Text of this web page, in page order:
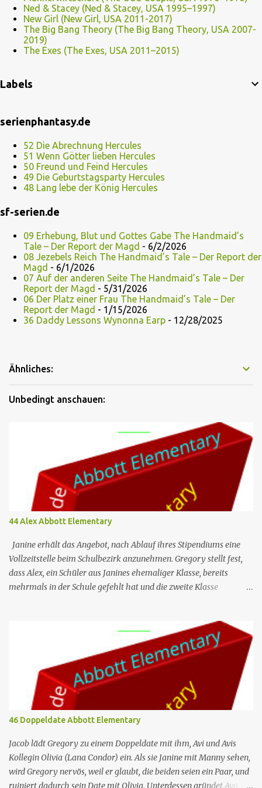
Ned & Stacey (Ned & Stacey, USA 1995–1997)
New Girl (New Girl, USA 2011-2017)
The Big Bang Theory (The Big Bang Theory, USA 2007-
2019)
The Exes (The Exes, USA 2011–2015)
Labels
serienphantasy.de
52 Die Abrechnung Hercules
51 Wenn Götter lieben Hercules
50 Freund und Feind Hercules
49 Die Geburtstagsparty Hercules
48 Lang lebe der König Hercules
sf-serien.de
09 Erhebung, Blut und Gottes Gabe The Handmaid’s
Tale – Der Report der Magd - 6/2/2026
08 Jezebels Reich The Handmaid’s Tale – Der Report der
Magd - 6/1/2026
07 Auf der anderen Seite The Handmaid’s Tale – Der
Report der Magd - 5/31/2026
06 Der Platz einer Frau The Handmaid’s Tale – Der
Report der Magd - 1/15/2026
36 Daddy Lessons Wynonna Earp - 12/28/2025
Ähnliches:
Unbedingt anschauen:
44 Alex Abbott Elementary
Janine erhält das Angebot, nach Ablauf ihres Stipendiums eine
Vollzeitstelle beim Schulbezirk anzunehmen. Gregory stellt fest,
dass Alex, ein Schüler aus Janines ehemaliger Klasse, bereits
mehrmals in der Schule gefehlt hat und die zweite Klasse
Programm nutzen, um auf die E-Mails zu antworten, die er ihnen
regelmäßig schickt. Nr. (ges.) 44 Deutscher Titel Alex Serie Abbott
Elementary Staffel Staffel 3 Nr. (St.) 9 Original­titel Alex Regie
Randall Einhorn Drehbuch Justin Tan Erstaus­strahlung (USA) 10.
Apr. 2024 Deutsch­sprachige Erst­veröffent­lichung (D/A/CH) 14.
Aug. 2024 Abbott Elementary ist eine US-amerikanische Sitcom
im Mockumentary-Stil, die von Quinta Brunson erdacht wurde 🏫
Eine Gruppe von sehr engagierten Lehrern sowie eine etwas
unbeholfene Schulleiterin versuchen trotz aller herrschenden
Widerstände, an einer öffentlichen ...
46 Doppeldate Abbott Elementary
Jacob lädt Gregory zu einem Doppeldate mit ihm, Avi und Avis
Kollegin Olivia (Lana Condor) ein. Als sie Janine mit Manny sehen,
wird Gregory nervös, weil er glaubt, die beiden seien ein Paar, und
ruiniert dadurch sein Date mit Olivia. Unterdessen gründet Ava